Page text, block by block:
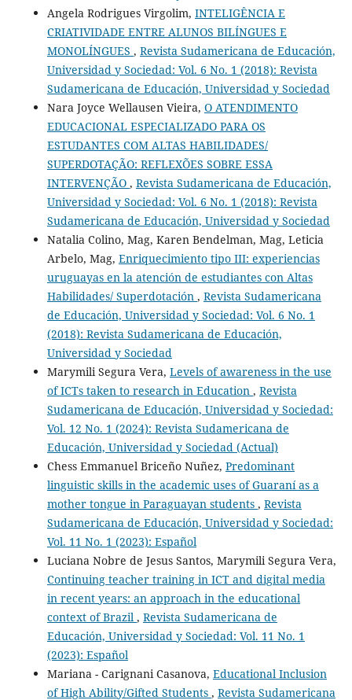
Angela Rodrigues Virgolim, INTELIGÊNCIA E
CRIATIVIDADE ENTRE ALUNOS BILÍNGUES E
MONOLÍNGUES , Revista Sudamericana de Educación,
Universidad y Sociedad: Vol. 6 No. 1 (2018): Revista
Sudamericana de Educación, Universidad y Sociedad
Nara Joyce Wellausen Vieira, O ATENDIMENTO
EDUCACIONAL ESPECIALIZADO PARA OS
ESTUDANTES COM ALTAS HABILIDADES/
SUPERDOTAÇÃO: REFLEXÕES SOBRE ESSA
INTERVENÇÃO , Revista Sudamericana de Educación,
Universidad y Sociedad: Vol. 6 No. 1 (2018): Revista
Sudamericana de Educación, Universidad y Sociedad
Natalia Colino, Mag, Karen Bendelman, Mag, Leticia
Arbelo, Mag, Enriquecimiento tipo III: experiencias
uruguayas en la atención de estudiantes con Altas
Habilidades/ Superdotación , Revista Sudamericana
de Educación, Universidad y Sociedad: Vol. 6 No. 1
(2018): Revista Sudamericana de Educación,
Universidad y Sociedad
Marymili Segura Vera, Levels of awareness in the use
of ICTs taken to research in Education , Revista
Sudamericana de Educación, Universidad y Sociedad:
Vol. 12 No. 1 (2024): Revista Sudamericana de
Educación, Universidad y Sociedad (Actual)
Chess Emmanuel Briceño Nuñez, Predominant
linguistic skills in the academic uses of Guaraní as a
mother tongue in Paraguayan students , Revista
Sudamericana de Educación, Universidad y Sociedad:
Vol. 11 No. 1 (2023): Español
Luciana Nobre de Jesus Santos, Marymili Segura Vera,
Continuing teacher training in ICT and digital media
in recent years: an approach in the educational
context of Brazil , Revista Sudamericana de
Educación, Universidad y Sociedad: Vol. 11 No. 1
(2023): Español
Mariana - Carignani Casanova, Educational Inclusion
of High Ability/Gifted Students , Revista Sudamericana